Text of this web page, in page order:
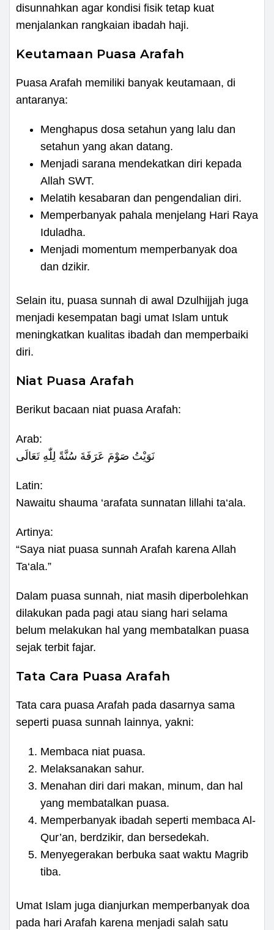
disunnahkan agar kondisi fisik tetap kuat
menjalankan rangkaian ibadah haji.
Keutamaan Puasa Arafah
Puasa Arafah memiliki banyak keutamaan, di
antaranya:
Menghapus dosa setahun yang lalu dan
setahun yang akan datang.
Menjadi sarana mendekatkan diri kepada
Allah SWT.
Melatih kesabaran dan pengendalian diri.
Memperbanyak pahala menjelang Hari Raya
Iduladha.
Menjadi momentum memperbanyak doa
dan dzikir.
Selain itu, puasa sunnah di awal Dzulhijjah juga
menjadi kesempatan bagi umat Islam untuk
meningkatkan kualitas ibadah dan memperbaiki
diri.
Niat Puasa Arafah
Berikut bacaan niat puasa Arafah:
Arab:
نَوَيْتُ صَوْمَ عَرَفَةَ سُنَّةً لِلّٰهِ تَعَالَى
Latin:
Nawaitu shauma ‘arafata sunnatan lillahi ta‘ala.
Artinya:
“Saya niat puasa sunnah Arafah karena Allah
Ta‘ala.”
Dalam puasa sunnah, niat masih diperbolehkan
dilakukan pada pagi atau siang hari selama
belum melakukan hal yang membatalkan puasa
sejak terbit fajar.
Tata Cara Puasa Arafah
Tata cara puasa Arafah pada dasarnya sama
seperti puasa sunnah lainnya, yakni:
Membaca niat puasa.
Melaksanakan sahur.
Menahan diri dari makan, minum, dan hal
yang membatalkan puasa.
Memperbanyak ibadah seperti membaca Al-
Qur’an, berdzikir, dan bersedekah.
Menyegerakan berbuka saat waktu Magrib
tiba.
Umat Islam juga dianjurkan memperbanyak doa
pada hari Arafah karena menjadi salah satu